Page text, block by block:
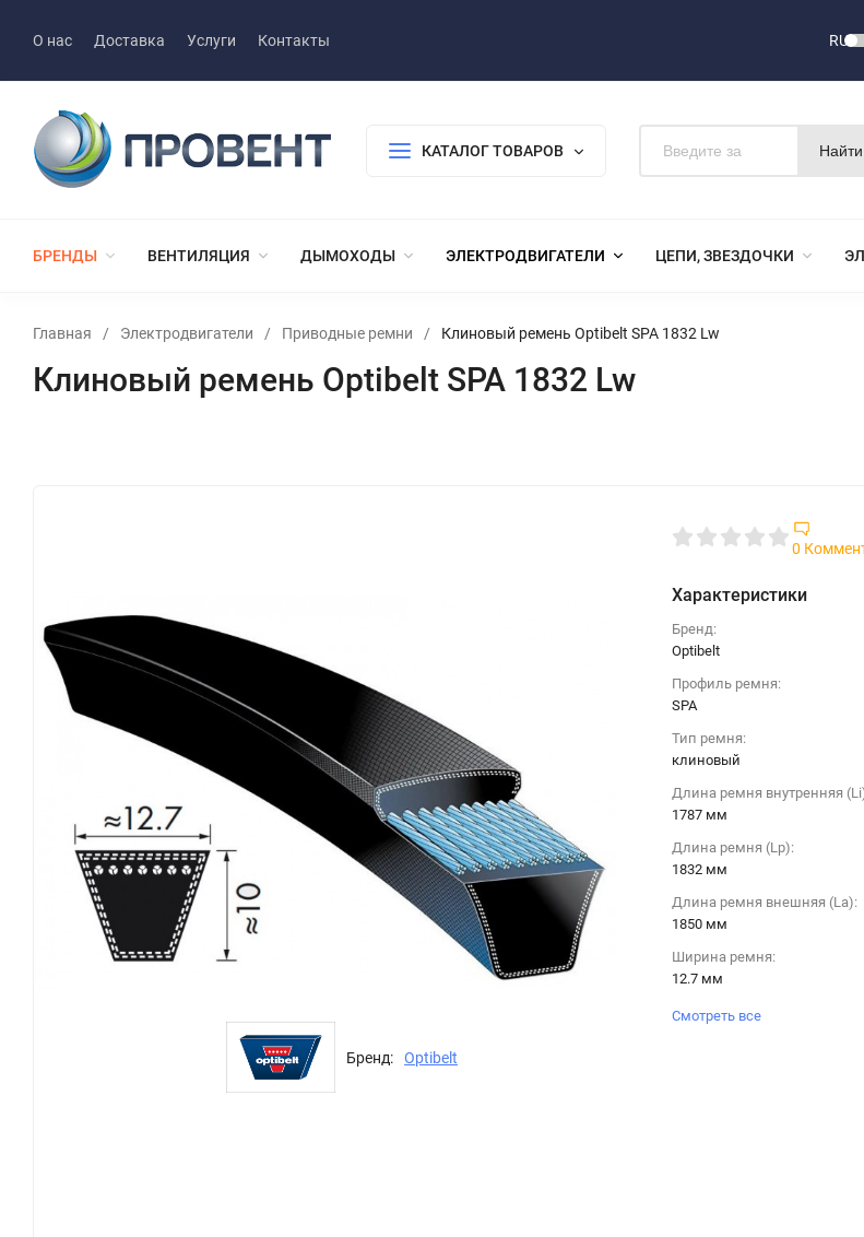
О нас Доставка Услуги Контакты RU
КАТАЛОГ ТОВАРОВ Найти
БРЕНДЫ ВЕНТИЛЯЦИЯ ДЫМОХОДЫ ЭЛЕКТРОДВИГАТЕЛИ ЦЕПИ, ЗВЕЗДОЧКИ
Главная / Электродвигатели / Приводные ремни / Клиновый ремень Optibelt SPA 1832 Lw
Клиновый ремень Optibelt SPA 1832 Lw
Бренд: Optibelt
0
Характеристики
Бренд:
Optibelt
Профиль ремня:
SPA
Тип ремня:
клиновый
Длина ремня внутренняя
1787 мм
Длина ремня (Lp):
1832 мм
Длина ремня внешняя (La):
1850 мм
Ширина ремня:
12.7 мм
Смотреть все